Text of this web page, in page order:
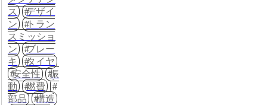
ス
デザイ
ン
トラン
スミッショ
ン
ブレー
キ
タイヤ
安全性
振
動
燃費
部品
構造